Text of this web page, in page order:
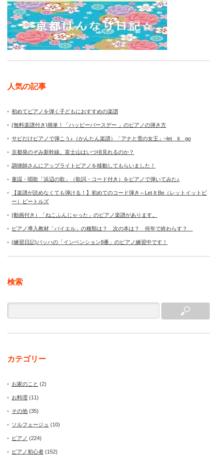
人気の記事
初めてピアノを弾く子どもにおすすめの楽譜
(無料楽譜付き)簡単！「ハッピーバースデー 」のピアノの弾き方
サビだけピアノで弾こう♪（かんたん楽譜）「アナと雪の女王」~let it go
京都発のぞみ新幹線。富士山はいつ頃見れるのか？
調律師さんにアップライトピアノを移動してもらいました！
童謡・唱歌「浜辺の歌」（歌詞・コード付き）をピアノで弾いてみた♪
【楽譜が読めなくても弾ける！】初めてのコード弾き～Let It Be（レットイットビ
ー）ビートルズ
(動画付き）「ねこふんじゃった」のピアノ楽譜があります。
ピアノ導入教材「バイエル」の種類は？ 次の本は？ 何年で終わらす？
(練習日記)バッハの「インベンション8番」のピアノ練習中です！
検索
カテゴリー
お家のこと (2)
お料理 (11)
その他 (35)
ソルフェージュ (10)
ピアノ (224)
ピアノ初心者 (152)